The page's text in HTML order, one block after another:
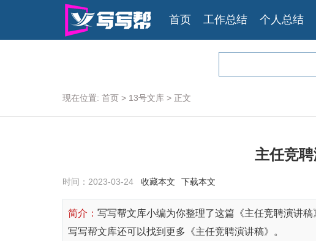
首页 工作总结 个人总结
现在位置: 首页 > 13号文库 > 正文
主任竞
时间： 2023-03-24 收藏本文 下载本文
简介： 写写帮文库小编为你整理了这篇《主任竞聘演讲
写写帮文库还可以找到更多《主任竞聘演讲稿》。